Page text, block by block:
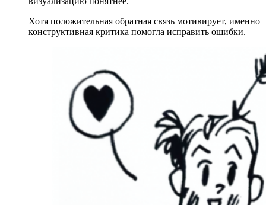
Хотя положительная обратная связь мотивирует, именно
конструктивная критика помогла исправить ошибки.